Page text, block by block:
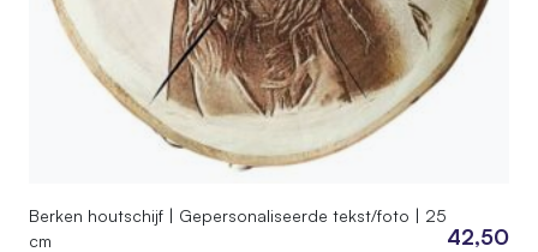
Berken houtschijf | Gepersonaliseerde tekst/foto | 25
cm
42,50